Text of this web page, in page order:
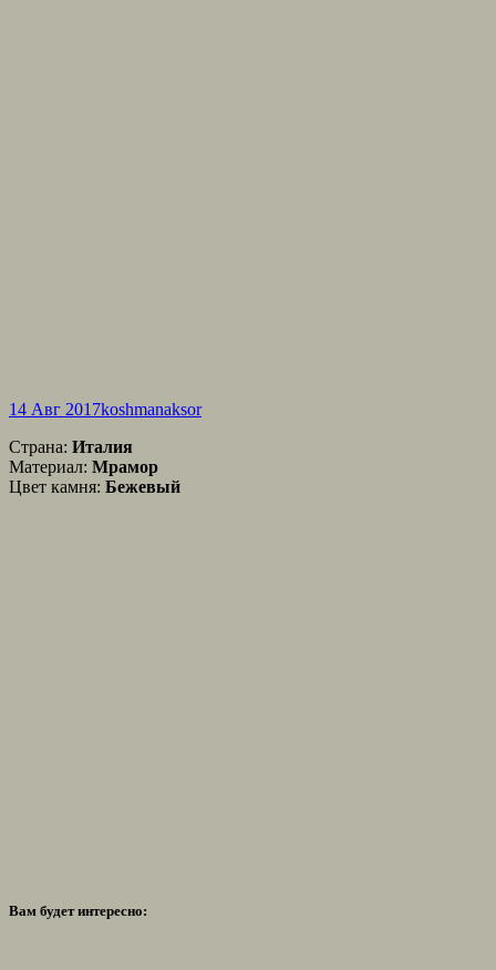
14 Авг 2017koshmanaksor
Страна: Италия
Материал: Мрамор
Цвет камня: Бежевый
Вам будет интересно: